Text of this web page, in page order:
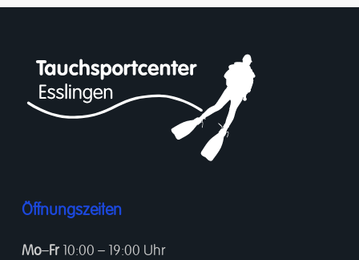
Öffnungszeiten
Mo–Fr10:00 – 19:00 Uhr